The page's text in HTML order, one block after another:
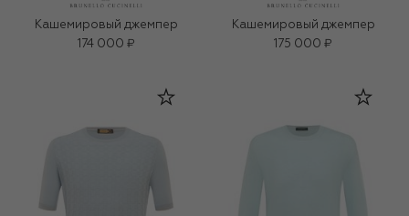
Кашемировый джемпер
174 000 ₽
Кашемировый джемпер
175 000 ₽